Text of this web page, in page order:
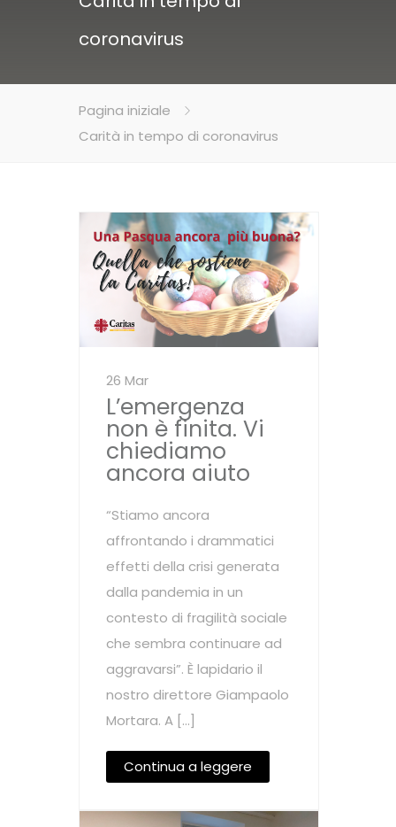
coronavirus
Pagina iniziale
Carità in tempo di coronavirus
26 Mar
L’emergenza
non è finita. Vi
chiediamo
ancora aiuto
“Stiamo ancora
affrontando i drammatici
effetti della crisi generata
dalla pandemia in un
contesto di fragilità sociale
che sembra continuare ad
aggravarsi”. È lapidario il
nostro direttore Giampaolo
Mortara. A […]
Continua a leggere